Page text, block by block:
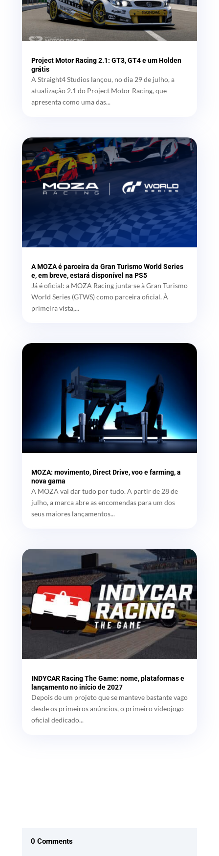
Project Motor Racing 2.1: GT3, GT4 e um Holden
grátis
A Straight4 Studios lançou, no dia 29 de julho, a
atualização 2.1 do Project Motor Racing, que
apresenta como uma das...
A MOZA é parceira da Gran Turismo World Series
e, em breve, estará disponível na PS5
Já é oficial: a MOZA Racing junta-se à Gran Turismo
World Series (GTWS) como parceira oficial. À
primeira vista,...
MOZA: movimento, Direct Drive, voo e farming, a
nova gama
A MOZA vai dar tudo por tudo. A partir de 28 de
julho, a marca abre as encomendas para um dos
seus maiores lançamentos...
INDYCAR Racing The Game: nome, plataformas e
lançamento no início de 2027
Depois de um projeto que se manteve bastante vago
desde os primeiros anúncios, o primeiro videojogo
oficial dedicado...
0 Comments